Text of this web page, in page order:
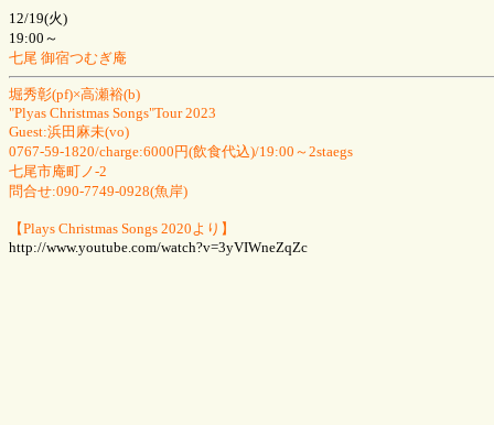
12/19(火)
19:00～
七尾 御宿つむぎ庵
堀秀彰(pf)×高瀬裕(b)
"Plyas Christmas Songs"Tour 2023
Guest:浜田麻未(vo)
0767-59-1820/charge:6000円(飲食代込)/19:00～2staegs
七尾市庵町ノ-2
問合せ:090-7749-0928(魚岸)
【Plays Christmas Songs 2020より】
http://www.youtube.com/watch?v=3yVIWneZqZc